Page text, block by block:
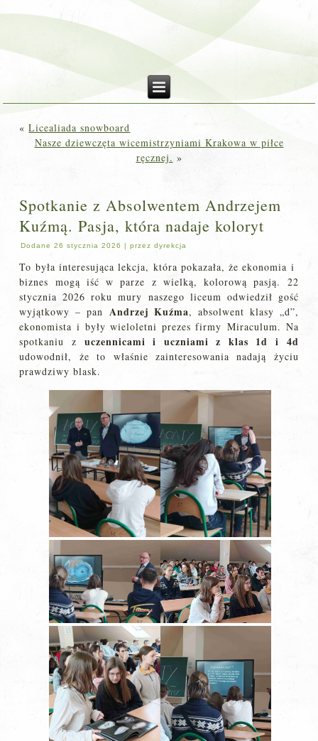
«Licealiada snowboard
Nasze dziewczęta wicemistrzyniami Krakowa w piłce
ręcznej. »
Spotkanie z Absolwentem Andrzejem
Kuźmą. Pasja, która nadaje koloryt
Dodane 26 stycznia 2026 |przez dyrekcja
To była interesująca lekcja, która pokazała, że ekonomia i
biznes mogą iść w parze z wielką, kolorową pasją. 22
stycznia 2026 roku mury naszego liceum odwiedził gość
wyjątkowy – pan Andrzej Kuźma, absolwent klasy „d”,
ekonomista i były wieloletni prezes firmy Miraculum. Na
spotkaniu z uczennicami i uczniami z klas 1d i 4d
udowodnił, że to właśnie zainteresowania nadają życiu
prawdziwy blask.